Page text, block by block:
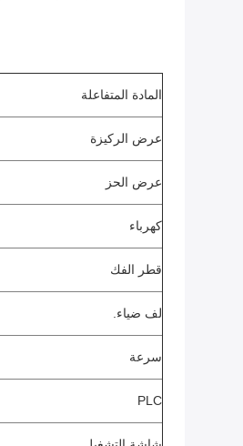
المادة المتفاعلة
عرض الركيزة
عرض الحز
كهرباء
قطر الفك
لف ضياء.
سرعة
PLC